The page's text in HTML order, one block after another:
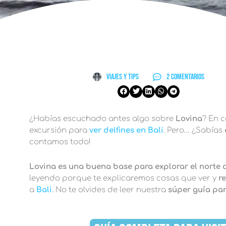
Viajes y Tips 2 comentarios
¿Habías escuchado antes algo sobre Lovina? En
excursión para ver delfines en Bali. Pero… ¿Sabías
contamos todo!
Lovina es una buena base para explorar el norte
leyendo porque te explicaremos cosas que ver y
a Bali. No te olvides de leer nuestra súper guía